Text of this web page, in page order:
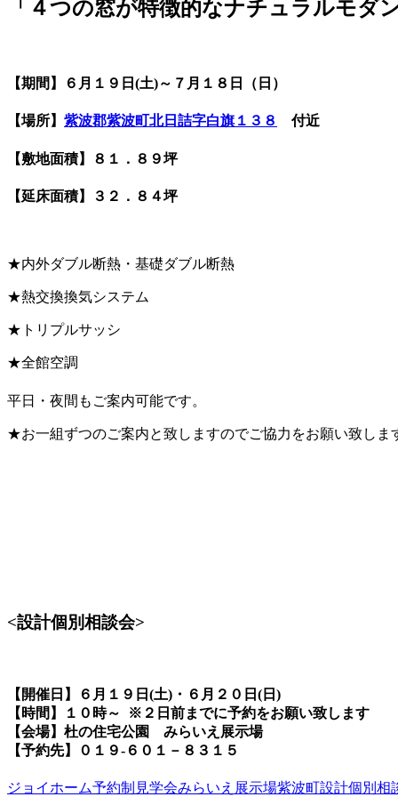
「４つの窓が特徴的なナチュラルモダ
【期間】６月１９日(土)～７月１８日（日）
【場所】 紫波郡紫波町北日詰字白旗１３８ 付近
【敷地面積】８１．８９坪
【延床面積】３２．８４坪
★内外ダブル断熱・基礎ダブル断熱
★熱交換換気システム
★トリプルサッシ
★全館空調
平日・夜間もご案内可能です。
★お一組ずつのご案内と致しますのでご協力をお願い致しま
<設計個別相談会>
【開催日】６月１９日(土)・６月２０日(日)
【時間】１０時～ ※２日前までに予約をお願い致します
【会場】杜の住宅公園 みらいえ展示場
【予約先】０１９-６０１－８３１５
ジョイホーム予約制見学会みらいえ展示場紫波町 設計個別相